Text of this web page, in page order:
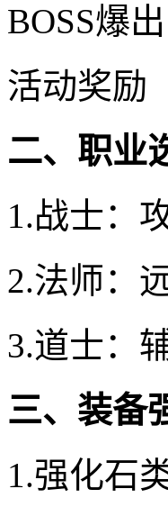
BOSS爆出
活动奖励
二、职业
1.战士：
2.法师：
3.道士：
三、装备
1.强化石